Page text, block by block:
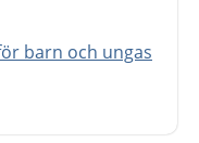
barn och ungas